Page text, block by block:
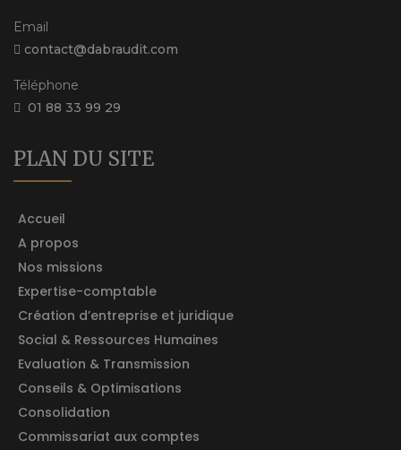
Email
contact@dabraudit.com
Téléphone
01 88 33 99 29
PLAN DU SITE
Accueil
A propos
Nos missions
Expertise-comptable
Création d’entreprise et juridique
Social & Ressources Humaines
Evaluation & Transmission
Conseils & Optimisations
Consolidation
Commissariat aux comptes